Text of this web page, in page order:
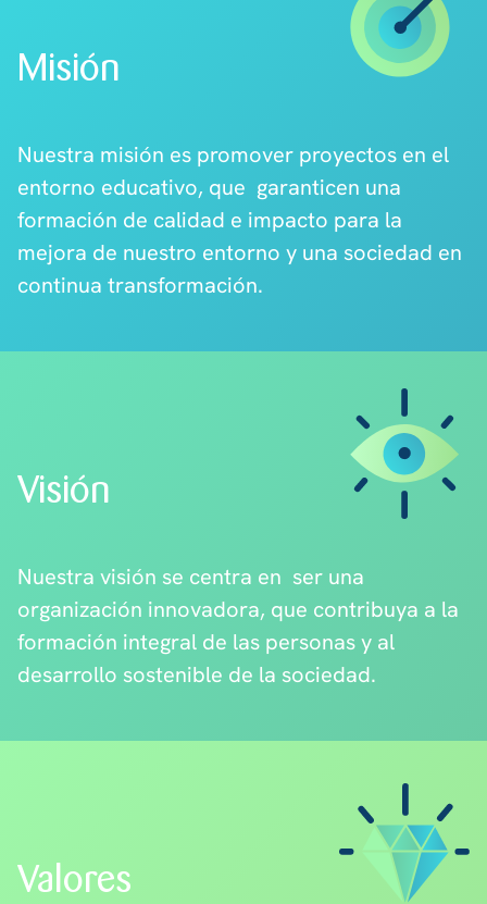
Misión
Nuestra misión es promover proyectos en el
entorno educativo, que garanticen una
formación de calidad e impacto para la
mejora de nuestro entorno y una sociedad en
continua transformación.
Visión
Nuestra visión se centra en ser una
organización innovadora, que contribuya a la
formación integral de las personas y al
desarrollo sostenible de la sociedad.
Valores